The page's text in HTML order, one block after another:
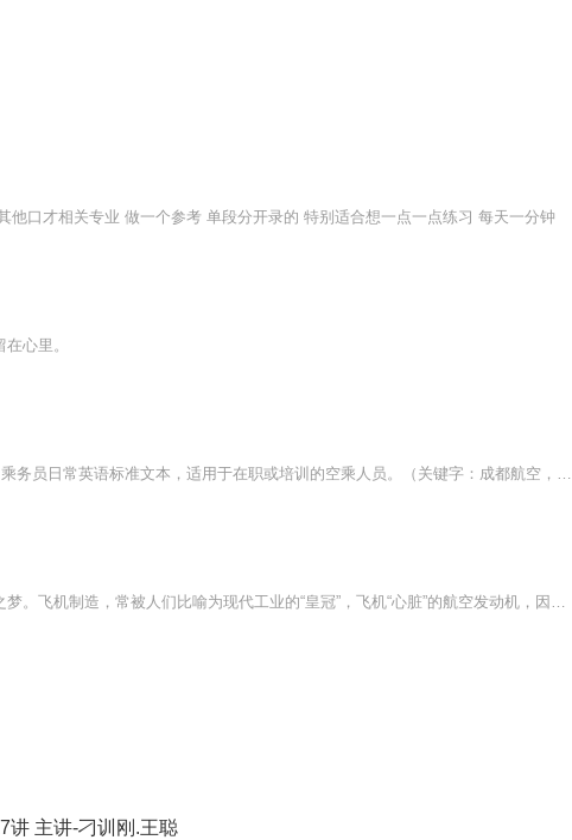
他口才相关专业 做一个参考 单段分开录的 特别适合想一点一点练习 每天一分钟
心里。
本课程提供了 成都航空客舱广播词 乘务员日常英语标准文本，适用于在职或培训的空乘人员。（关键字：成都航空，EU，广播词）
一个航空工业帝国之梦，也是理想之梦。飞机制造，常被人们比喻为现代工业的“皇冠”，飞机“心脏”的航空发动机，因其研制技术含量高、工艺难度大，更是被称为“皇冠上的明珠”。本文讲述的就是以航空工业为背景的故事，主角从一家机械公司做配件开始，到...
讲 主讲-刁训刚.王聪